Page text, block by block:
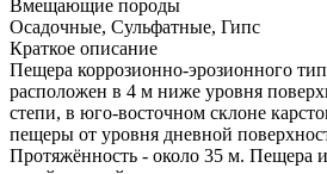
Вмещающие породы
Осадочные, Сульфатные, Гипс
Краткое описание
Пещера коррозионно-эрозионного
расположен в 4 м ниже уровня
степи, в юго-восточном склоне
пещеры от уровня дневной
Протяжённость - около 35 м. Пещера